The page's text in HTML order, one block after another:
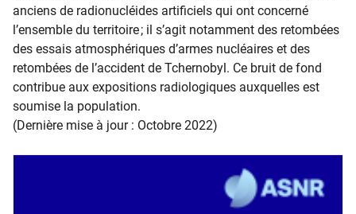
anciens de radionucléides artificiels qui ont concerné
l’ensemble du territoire ; il s’agit notamment des retombées
des essais atmosphériques d’armes nucléaires et des
retombées de l’accident de Tchernobyl. Ce bruit de fond
contribue aux expositions radiologiques auxquelles est
soumise la population.
(Dernière mise à jour : Octobre 2022)